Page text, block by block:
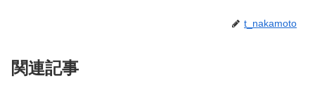
t_nakamoto
関連記事